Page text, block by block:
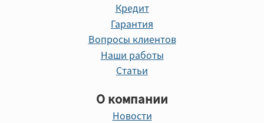
Кредит
Гарантия
Вопросы клиентов
Наши работы
Статьи
О компании
Новости